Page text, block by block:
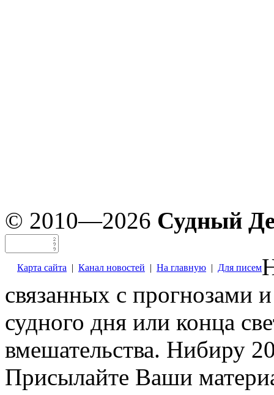
© 2010—2026 Судный
Карта сайта | Канал новостей | На главную | Для писем
связанных с прогнозами
судного дня или конца
вмешательства. Нибиру
Присылайте Ваши